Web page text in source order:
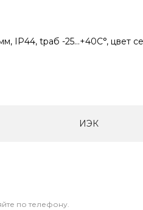
IP44, tраб -25…+40С°, цвет
ИЭК
по телефону.